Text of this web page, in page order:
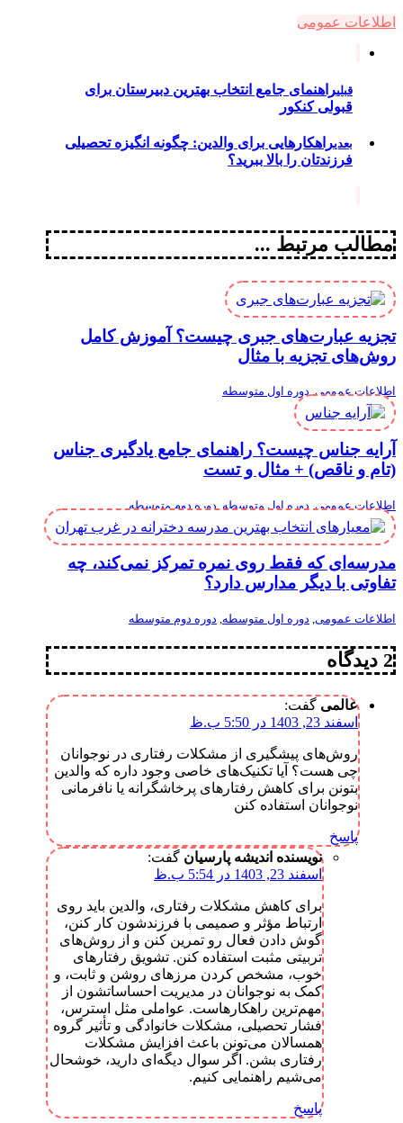
اطلاعات عمومی
قبلیراهنمای جامع انتخاب بهترین دبیرستان برای
قبولی کنکور
بعدیراهکارهایی برای والدین: چگونه انگیزه تحصیلی
فرزندتان را بالا ببرید؟
مطالب مرتبط ...
تجزیه عبارت‌های جبری چیست؟ آموزش کامل
روش‌های تجزیه با مثال
اطلاعات عمومی,دوره اول متوسطه
آرایه جناس چیست؟ راهنمای جامع یادگیری جناس
(تام و ناقص) + مثال و تست
اطلاعات عمومی دوره اول متوسطه دوره دوم متوسطه
مدرسه‌ای که فقط روی نمره تمرکز نمی‌کند، چه
تفاوتی با دیگر مدارس دارد؟
اطلاعات عمومی, دوره اول متوسطه, دوره دوم متوسطه
2 دیدگاه
عالمی گفت:
اسفند 23, 1403 در 5:50 ب.ظ
روش‌های پیشگیری از مشکلات رفتاری در نوجوانان
چی هست؟ آیا تکنیک‌های خاصی وجود داره که والدین
بتونن برای کاهش رفتارهای پرخاشگرانه یا نافرمانی
نوجوانان استفاده کنن
پاسخ
نویسنده اندیشه پارسیان گفت:
اسفند 23, 1403 در 5:54 ب.ظ
برای کاهش مشکلات رفتاری، والدین باید روی
ارتباط مؤثر و صمیمی با فرزندشون کار کنن،
گوش دادن فعال رو تمرین کنن و از روش‌های
تربیتی مثبت استفاده کنن. تشویق رفتارهای
خوب، مشخص کردن مرزهای روشن و ثابت، و
کمک به نوجوانان در مدیریت احساساتشون از
مهم‌ترین راهکارهاست. عواملی مثل استرس،
فشار تحصیلی، مشکلات خانوادگی و تأثیر گروه
همسالان می‌تونن باعث افزایش مشکلات
رفتاری بشن. اگر سوال دیگه‌ای دارید، خوشحال
می‌شیم راهنمایی کنیم.
پاسخ